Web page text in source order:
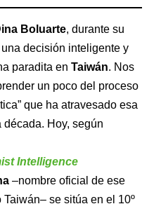
Boluarte, durante su
decisión inteligente y
paradita en Taiwán. Nos
un poco del proceso
que ha atravesado esa
Hoy, según
Intelligence
–nombre oficial de ese
se sitúa en el 10º